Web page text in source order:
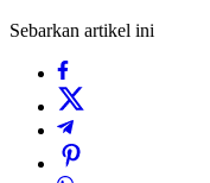
Sebarkan artikel ini